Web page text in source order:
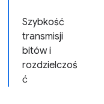
Szybkość
transmisji
bitów i
rozdzielczoś
ć